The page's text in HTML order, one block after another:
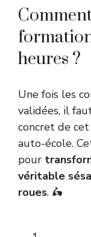
heures ?
Une fois les
validées, il
concret de
auto-école.
pour
véritable
roues. 🛵